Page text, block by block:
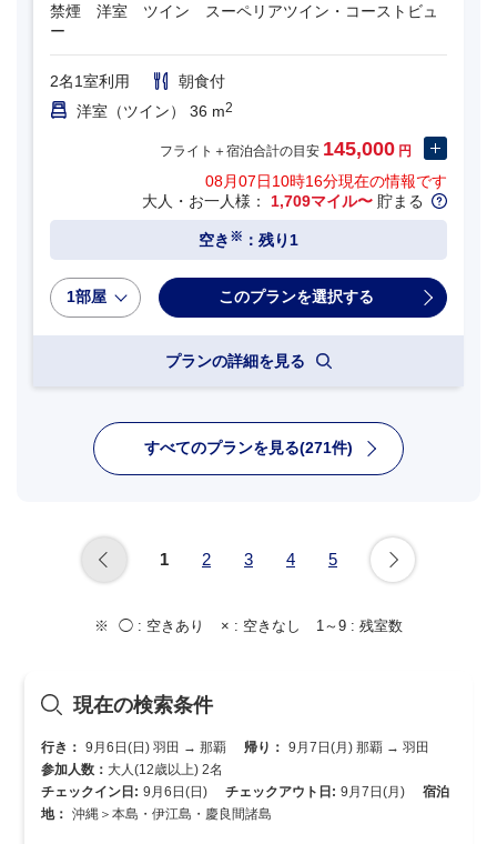
禁煙 洋室 ツイン スーペリアツイン・コーストビュ
ー
2名1室利用
朝食付
洋室（ツイン） 36 m2
フライト＋宿泊合計の目安 145,000 円
08月07日10時16分現在の情報です
大人・お一人様： 1,709マイル〜 貯まる
空き ※ ：残り1
1部屋
プランの詳細を見る
すべてのプランを見る(271件)
1 2 3 4 5
◯ : 空きあり × : 空きなし 1～9 : 残室数
現在の検索条件
行き： 9月6日(日) 羽田 → 那覇 帰り： 9月7日(月) 那覇 → 羽田
参加人数： 大人(12歳以上) 2名
チェックイン日: 9月6日(日) チェックアウト日: 9月7日(月)
宿泊
地： 沖縄＞本島・伊江島・慶良間諸島